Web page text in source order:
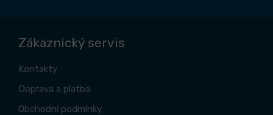
Zákaznický servis
Kontakty
Doprava a platba
Obchodní podmínky